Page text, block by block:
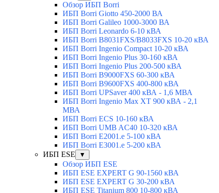
Обзор ИБП Borri
ИБП Borri Giotto 450-2000 ВА
ИБП Borri Galileo 1000-3000 ВА
ИБП Borri Leonardo 6-10 кВА
ИБП Borri B8031FXS/B8033FXS 10-20 кВА
ИБП Borri Ingenio Compact 10-20 кВА
ИБП Borri Ingenio Plus 30-160 кВА
ИБП Borri Ingenio Plus 200-500 кВА
ИБП Borri B9000FXS 60-300 кВА
ИБП Borri B9600FXS 400-800 кВА
ИБП Borri UPSaver 400 кВА - 1,6 МВА
ИБП Borri Ingenio Max XT 900 кВА - 2,1
МВА
ИБП Borri ECS 10-160 кВА
ИБП Borri UMB AC40 10-320 кВА
ИБП Borri E2001.e 5-100 кВА
ИБП Borri E3001.e 5-200 кВА
ИБП ESE
▼
Обзор ИБП ESE
ИБП ESE EXPERT G 90-1560 кВА
ИБП ESE EXPERT G 30-200 кВА
ИБП ESE Titanium 800 10-800 кВА